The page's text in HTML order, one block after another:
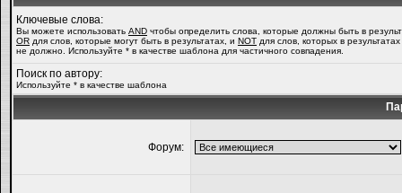
Ключевые слова:
Вы можете использовать AND чтобы определить слова, которые должны быть в
OR для слов, которые могут быть в результатах, и NOT для слов, которых в
не должно. Используйте * в качестве шаблона для частичного совпадения.
Поиск по автору:
Используйте * в качестве шаблона
Форум: